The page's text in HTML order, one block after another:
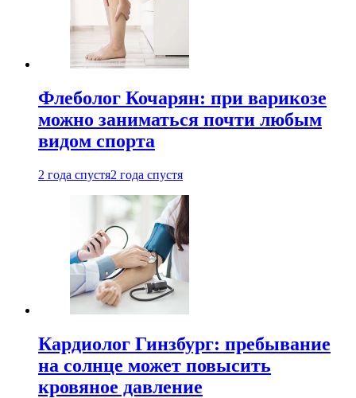
Флеболог Кочарян: при варикозе
можно заниматься почти любым
видом спорта
2 года спустя2 года спустя
Кардиолог Гинзбург: пребывание
на солнце может повысить
кровяное давление